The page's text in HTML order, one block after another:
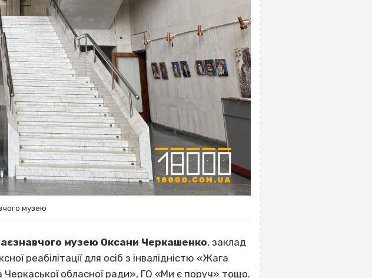
музею
музею Оксани Черкашенко, заклад
реабілітації для осіб з інвалідністю «Жага
обласної ради», ГО «Ми є поруч» тощо.